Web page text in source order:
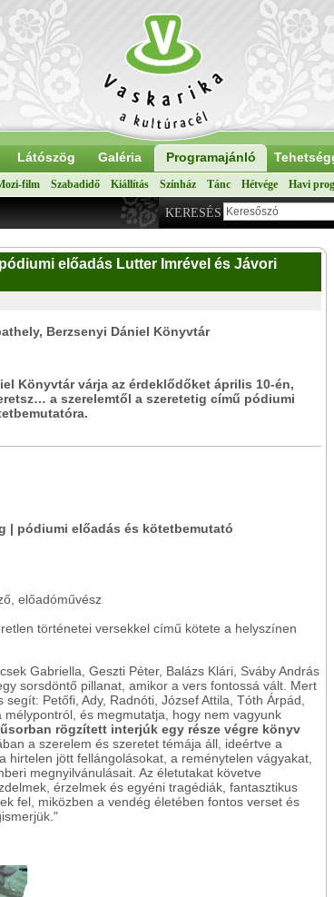
Látószög Galéria Programajánló
film Szabadidő Kiállítás Színház Tánc Hétvége Havi
KERESÉS
előadás Lutter Imrével és Jávori
Berzsenyi Dániel Könyvtár
Könyvtár várja az érdeklődőket április 10-én,
a szerelemtől a szeretetig című pódiumi
| pódiumi előadás és kötetbemutató
előadóművész
történetei versekkel című kötete a helyszínen
Gabriella, Geszti Péter, Balázs Klári, Sváby András
sorsdöntő pillanat, amikor a vers fontossá vált. Mert
Petőfi, Ady, Radnóti, József Attila, Tóth Árpád,
és megmutatja, hogy nem vagyunk
rögzített interjúk egy része végre könyv
a szerelem és szeretet témája áll, ideértve a
jött fellángolásokat, a reménytelen vágyakat,
megnyilvánulásait. Az életutakat követve
érzelmek és egyéni tragédiák, fantasztikus
fel, miközben a vendég életében fontos verset és